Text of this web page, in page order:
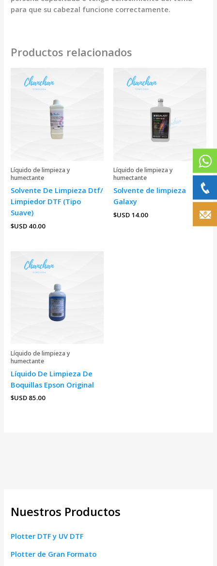
Nuestros Productos
Plotter DTF y UV DTF
Plotter de Gran Formato
para que su cabezal funcione correctamente.
Productos relacionados
Líquido de limpieza y
humectante
Solvente De Limpieza Dtf/
Limpiedor DTF (Tipo
Suave)
$USD 40.00
Líquido de limpieza y
humectante
Solvente de limpieza
Galaxy
$USD 14.00
Líquido de limpieza y
humectante
Líquido De Limpieza De
Boquillas Epson Original
$USD 85.00